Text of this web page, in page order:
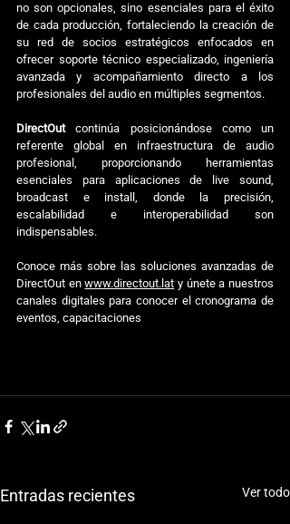
no son opcionales, sino esenciales para el éxito
de cada producción, fortaleciendo la creación de
su red de socios estratégicos enfocados en
ofrecer soporte técnico especializado, ingeniería
avanzada y acompañamiento directo a los
profesionales del audio en múltiples segmentos.
DirectOut continúa posicionándose como un
referente global en infraestructura de audio
profesional, proporcionando herramientas
esenciales para aplicaciones de live sound,
broadcast e install, donde la precisión,
escalabilidad e interoperabilidad son
indispensables.
Conoce más sobre las soluciones avanzadas de
DirectOut en www.directout.lat y únete a nuestros
canales digitales para conocer el cronograma de
eventos, capacitaciones
Entradas recientes Ver todo